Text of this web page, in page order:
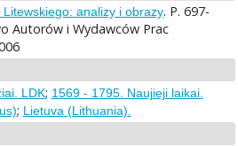
analizy i obrazy. P. 697-
Autorów i Wydawców Prac
LDK; 1569 - 1795. Naujieji laikai.
; Lietuva (Lithuania).